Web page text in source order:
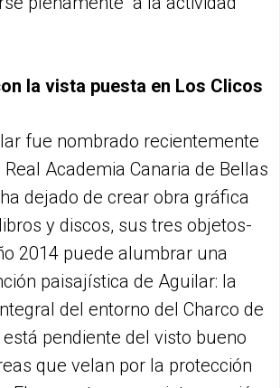
la vista puesta en Los Clicos
fue nombrado recientemente
Academia Canaria de Bellas
dejado de crear obra gráfica
y discos, sus tres objetos-
2014 puede alumbrar una
paisajística de Aguilar: la
del entorno del Charco de
pendiente del visto bueno
que velan por la protección